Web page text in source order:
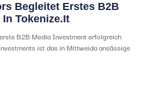
Begleitet Erstes B2B
Tokenize.it
B2B Media Investment erfolgreich
ist das in Mittweida ansässige